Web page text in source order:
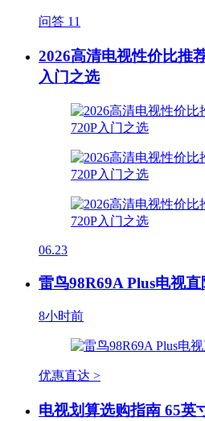
问答 11
2026高清电视性价比推
入门之选
06.23
雷鸟98R69A Plus电视直
8小时前
优惠直达 >
电视划算选购指南 65英